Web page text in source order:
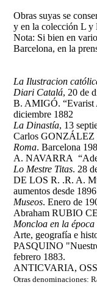
Obras suyas se
y en la colección L y
Nota: Si bien en
Barcelona, en la
La Ilustracion
Diari Catalá, 20 de
B. AMIGÓ. “Evarist
diciembre 1882
La Dinastía, 13
Carlos GONZÁLEZ
Roma. Barcelona
A. NAVARRA
Lo Mestre Titas. 28
DE LOS R. .R. A.
aumentos desde
Museos. Enero de
Abraham RUBIO
Moncloa en la
Arte, geografía e
PASQUINO
febrero 1883.
ANTICVARIA,
Otras denominaciones: